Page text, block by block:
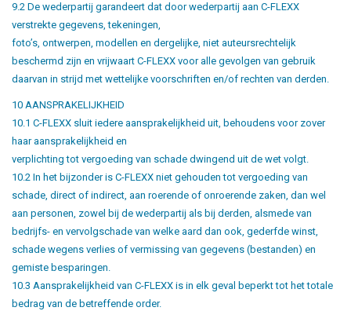
9.2 De wederpartij garandeert dat door wederpartij aan C-FLEXX
verstrekte gegevens, tekeningen,
foto’s, ontwerpen, modellen en dergelijke, niet auteursrechtelijk
beschermd zijn en vrijwaart C-FLEXX voor alle gevolgen van gebruik
daarvan in strijd met wettelijke voorschriften en/of rechten van derden.
10 AANSPRAKELIJKHEID
10.1 C-FLEXX sluit iedere aansprakelijkheid uit, behoudens voor zover
haar aansprakelijkheid en
verplichting tot vergoeding van schade dwingend uit de wet volgt.
10.2 In het bijzonder is C-FLEXX niet gehouden tot vergoeding van
schade, direct of indirect, aan roerende of onroerende zaken, dan wel
aan personen, zowel bij de wederpartij als bij derden, alsmede van
bedrijfs- en vervolgschade van welke aard dan ook, gederfde winst,
schade wegens verlies of vermissing van gegevens (bestanden) en
gemiste besparingen.
10.3 Aansprakelijkheid van C-FLEXX is in elk geval beperkt tot het totale
bedrag van de betreffende order.